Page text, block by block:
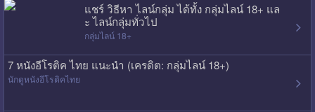
แชร์ วิธีหา ไลน์กลุ่ม ได้ทั้ง กลุ่มไลน์ 18+ แล
ะ ไลน์กลุ่มทั่วไป
กลุ่มไลน์ 18+
7 หนังอีโรติค ไทย แนะนำ (เครดิต: กลุ่มไลน์ 18+)
นักดูหนังอีโรติคไทย